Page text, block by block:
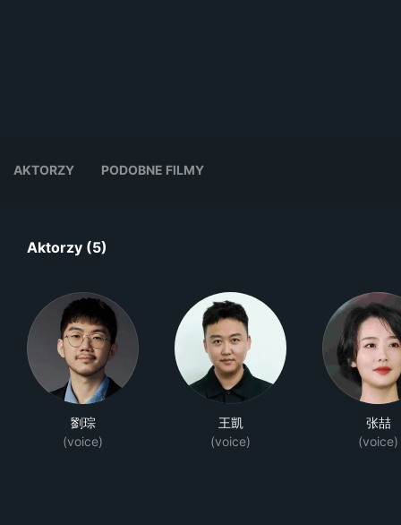
AKTORZY PODOBNE FILMY
Aktorzy (5)
劉琮
(voice)
王凱
(voice)
张喆
(voice)